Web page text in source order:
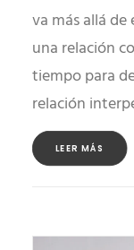
va más allá
una relación
tiempo para
relación
LEER MÁS